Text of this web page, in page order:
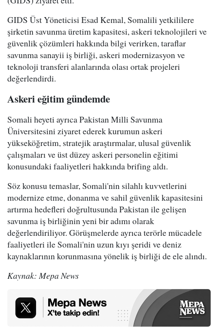
GIDS Üst Yöneticisi Esad Kemal, Somalili yetkililere
şirketin savunma üretim kapasitesi, askeri teknolojileri ve
güvenlik çözümleri hakkında bilgi verirken, taraflar
savunma sanayii iş birliği, askeri modernizasyon ve
teknoloji transferi alanlarında olası ortak projeleri
değerlendirdi.
Askeri eğitim gündemde
Somali heyeti ayrıca Pakistan Milli Savunma
Üniversitesini ziyaret ederek kurumun askeri
yükseköğretim, stratejik araştırmalar, ulusal güvenlik
çalışmaları ve üst düzey askeri personelin eğitimi
konusundaki faaliyetleri hakkında brifing aldı.
Söz konusu temaslar, Somali'nin silahlı kuvvetlerini
modernize etme, donanma ve sahil güvenlik kapasitesini
artırma hedefleri doğrultusunda Pakistan ile gelişen
savunma iş birliğinin yeni bir adımı olarak
değerlendiriliyor. Görüşmelerde ayrıca terörle mücadele
faaliyetleri ile Somali'nin uzun kıyı şeridi ve deniz
kaynaklarının korunmasına yönelik iş birliği de ele alındı.
Kaynak: Mepa News